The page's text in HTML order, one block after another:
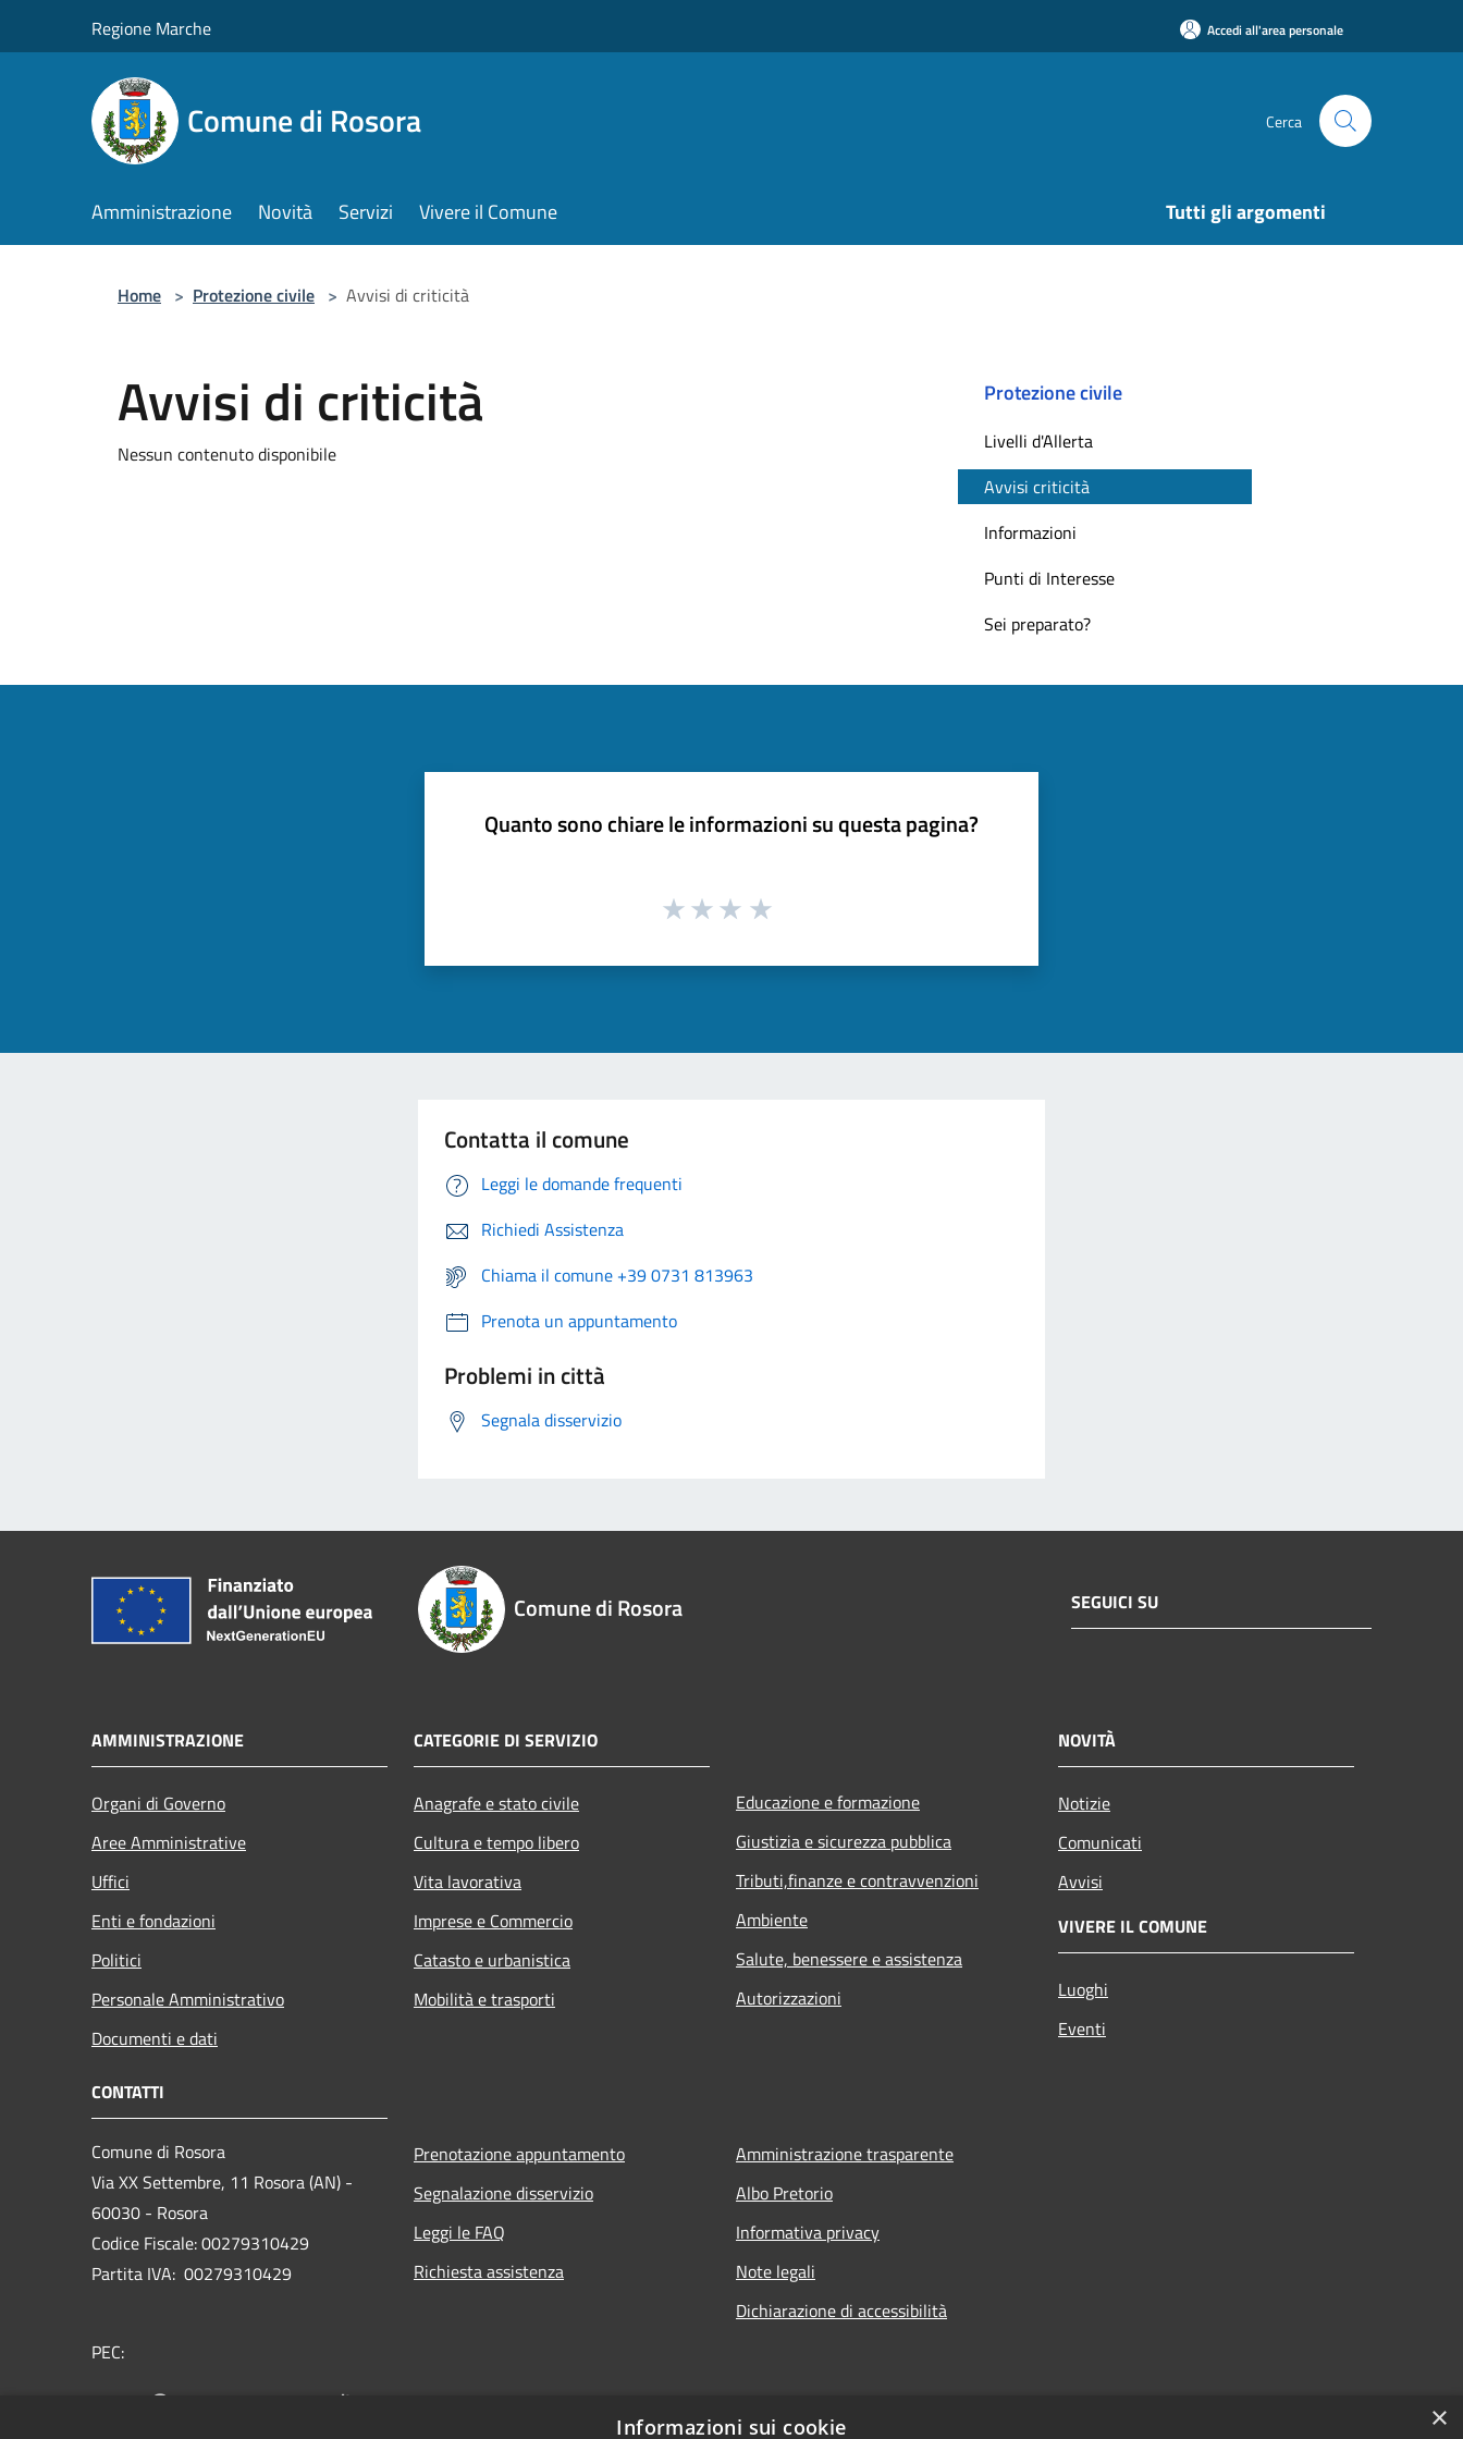
Regione Marche Accedi all'area personale
Comune di Rosora Cerca
Amministrazione Novità Servizi Vivere il Comune Tutti gli argomenti
Home > Protezione civile > Avvisi di criticità
Avvisi di criticità
Nessun contenuto disponibile
Protezione civile
Livelli d'Allerta
Avvisi criticità
Informazioni
Punti di Interesse
Sei preparato?
Quanto sono chiare le informazioni su questa pagina?
Contatta il comune
Leggi le domande frequenti
Richiedi Assistenza
Chiama il comune +39 0731 813963
Prenota un appuntamento
Problemi in città
Segnala disservizio
Comune di Rosora SEGUICI SU
AMMINISTRAZIONE
Organi di Governo
Aree Amministrative
Uffici
Enti e fondazioni
Politici
Personale Amministrativo
Documenti e dati
CATEGORIE DI SERVIZIO
Anagrafe e stato civile
Cultura e tempo libero
Vita lavorativa
Imprese e Commercio
Catasto e urbanistica
Mobilità e trasporti
Educazione e formazione
Giustizia e sicurezza pubblica
Tributi,finanze e contravvenzioni
Ambiente
Salute, benessere e assistenza
Autorizzazioni
NOVITÀ
Notizie
Comunicati
Avvisi
VIVERE IL COMUNE
Luoghi
Eventi
CONTATTI
Comune di Rosora
Via XX Settembre, 11 Rosora (AN) -
60030 - Rosora
Codice Fiscale: 00279310429
Partita IVA: 00279310429
PEC:
comune@pec.comune.rosora.an.it
Prenotazione appuntamento
Segnalazione disservizio
Leggi le FAQ
Richiesta assistenza
Amministrazione trasparente
Albo Pretorio
Informativa privacy
Note legali
Dichiarazione di accessibilità
×
Informazioni sui cookie